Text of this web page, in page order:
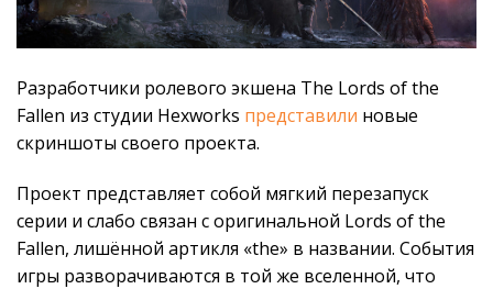
Разработчики ролевого экшена The Lords of the
Fallen из студии Hexworks представили новые
скриншоты своего проекта.
Проект представляет собой мягкий перезапуск
серии и слабо связан с оригинальной Lords of the
Fallen, лишённой артикля «the» в названии. События
игры разворачиваются в той же вселенной, что